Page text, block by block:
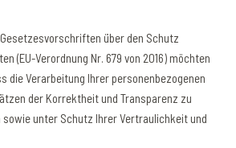
über den Schutz
(EU-Verordnung Nr. 679 von 2016) möchten
die Verarbeitung Ihrer personenbezogenen
der Korrektheit und Transparenz zu
unter Schutz Ihrer Vertraulichkeit und